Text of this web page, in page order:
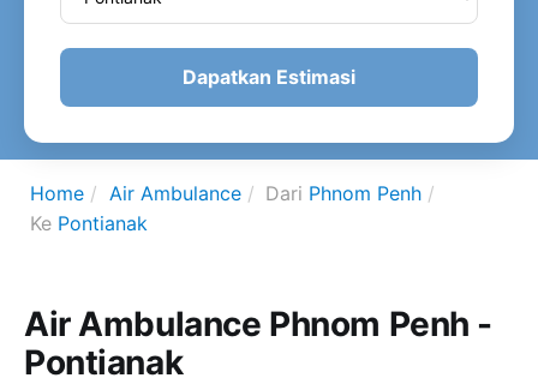
Dapatkan Estimasi
Home Air Ambulance Dari Phnom Penh
Ke Pontianak
Air Ambulance Phnom Penh -
Pontianak